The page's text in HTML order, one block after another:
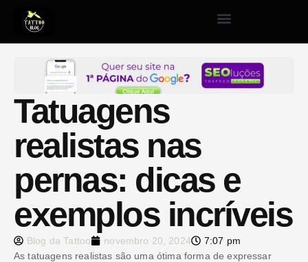
Tatuagens
realistas nas
pernas: dicas e
exemplos incríveis
Blog da Tattoo novembro 20, 2024
7:07 pm
As tatuagens realistas são uma ótima forma de expressar